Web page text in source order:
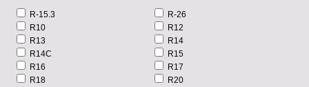
R-15.3
R-26
R10
R12
R13
R14
R14C
R15
R16
R17
R18
R20